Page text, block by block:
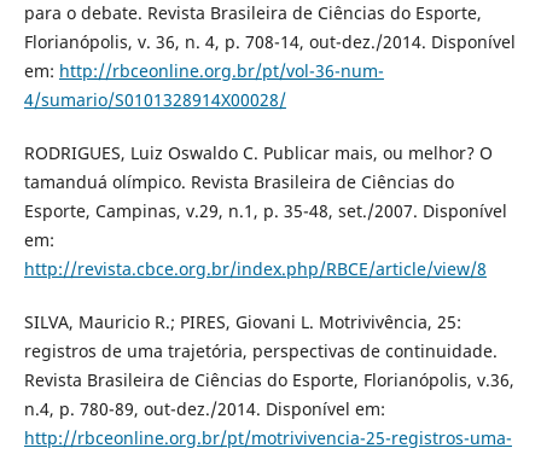
para o debate. Revista Brasileira de Ciências do Esporte,
Florianópolis, v. 36, n. 4, p. 708-14, out-dez./2014. Disponível
em: http://rbceonline.org.br/pt/vol-36-num-
4/sumario/S0101328914X00028/
RODRIGUES, Luiz Oswaldo C. Publicar mais, ou melhor? O
tamanduá olímpico. Revista Brasileira de Ciências do
Esporte, Campinas, v.29, n.1, p. 35-48, set./2007. Disponível
em:
http://revista.cbce.org.br/index.php/RBCE/article/view/8
SILVA, Mauricio R.; PIRES, Giovani L. Motrivivência, 25:
registros de uma trajetória, perspectivas de continuidade.
Revista Brasileira de Ciências do Esporte, Florianópolis, v.36,
n.4, p. 780-89, out-dez./2014. Disponível em:
http://rbceonline.org.br/pt/motrivivencia-25-registros-uma-